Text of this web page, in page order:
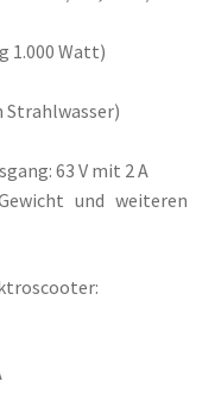
1.000 Watt)
Strahlwasser)
63 V mit 2 A
und weiteren